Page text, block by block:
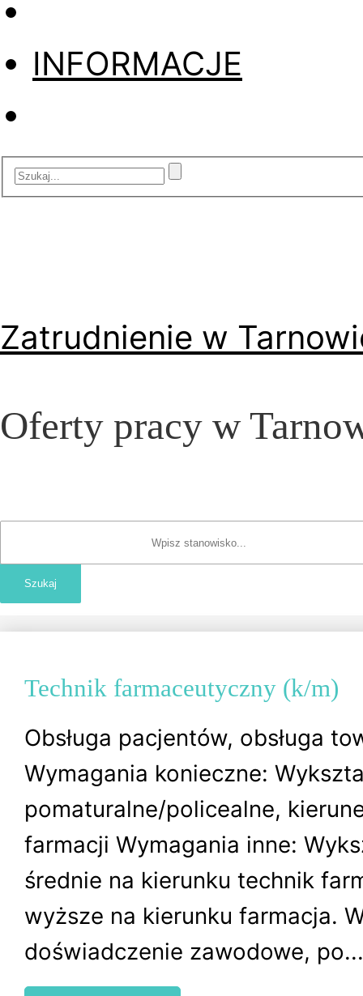
INFORMACJE
Zatrudnienie w
Oferty pracy w
Technik farmaceutyczny (k/m)
Obsługa pacjentów, obsługa
Wymagania konieczne:
pomaturalne/policealne,
farmacji Wymagania inne:
średnie na kierunku technik
wyższe na kierunku farmacja.
doświadczenie zawodowe, po...